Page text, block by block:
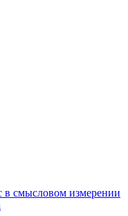
в смысловом измерении